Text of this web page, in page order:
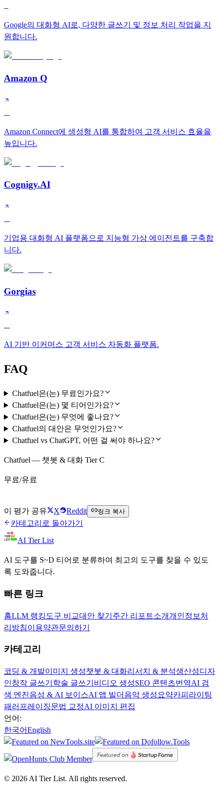
Google의 대화형 AI로, 다양한 글쓰기 및 정보 처리 작업을 지
원합니다.
Amazon Q
Amazon Connect에 생성형 AI를 통합하여 고객 서비스 효율을
높입니다.
Cognigy.AI
기업용 대화형 AI 플랫폼으로 지능형 가상 에이전트를 구축합
니다.
Gorgias
AI 기반 이커머스 고객 서비스 자동화 플랫폼.
FAQ
Chatfuel은(는) 무료인가요?
Chatfuel은(는) 몇 티어인가요?
Chatfuel은(는) 무엇에 좋나요?
Chatfuel의 대안은 무엇인가요?
Chatfuel vs ChatGPT, 어떤 걸 써야 하나요?
Chatfuel — 챗봇 & 대화 Tier C
무료/유료
이 평가 공유 X Reddit 링크 복사
카테고리로 돌아가기
AI Tier List
AI 도구를 S~D 티어로 분류하여 최고의 도구를 찾을 수 있도
록 도와줍니다.
빠른 링크
홈LLM 랭킹 도구 비교대안 찾기 주간 리포트소개개인정보처
리방침이용약관문의하기
카테고리
코딩 & 개발이미지 생성챗봇 & 대화리서치 & 분석생산성디자
인창작 글쓰기 학술 글쓰기 비디오 생성SEO 콘텐츠번역AI 검
색 엔진음성 & AI 보이스AI 앱 빌더 음악 생성 요약카피라이팅
패러프레이징문법 교정AI 이미지 편집
언어:
한국어English
© 2026 AI Tier List. All rights reserved.